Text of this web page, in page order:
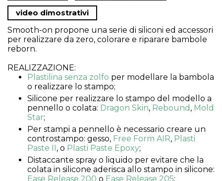
video dimostrativi
Smooth-on propone una serie di siliconi ed accessori
per realizzare da zero, colorare e riparare bambole
reborn.
REALIZZAZIONE:
Plastilina senza zolfo per modellare la bambola
o realizzare lo stampo;
Silicone per realizzare lo stampo del modello a
pennello o colata: Dragon Skin, Rebound , Mold
Star;
Per stampi a pennello è necessario creare un
controstampo: gesso, Free Form AIR, Plasti
Paste II, o Plasti Paste Epoxy;
Distaccante spray o liquido per evitare che la
colata in silicone aderisca allo stampo in silicone:
Ease Release 200 o Ease Release 205;